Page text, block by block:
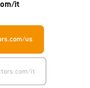
it
us
it